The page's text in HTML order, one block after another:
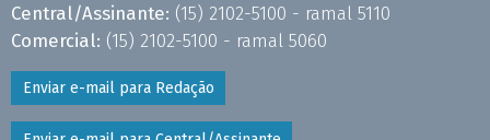
Central/Assinante: (15) 2102-5100 - ramal 5110
Comercial: (15) 2102-5100 - ramal 5060
Enviar e-mail para Redação